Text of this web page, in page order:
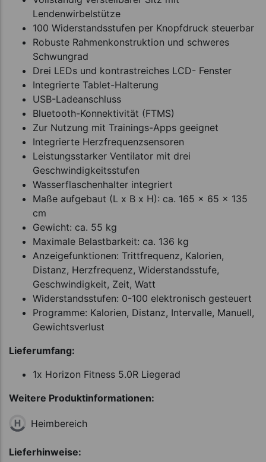
Lendenwirbelstütze
100 Widerstandsstufen per Knopfdruck steuerbar
Robuste Rahmenkonstruktion und schweres
Schwungrad
Drei LEDs und kontrastreiches LCD- Fenster
Integrierte Tablet-Halterung
USB-Ladeanschluss
Bluetooth-Konnektivität (FTMS)
Zur Nutzung mit Trainings-Apps geeignet
Integrierte Herzfrequenzsensoren
Leistungsstarker Ventilator mit drei
Geschwindigkeitsstufen
Wasserflaschenhalter integriert
Maße aufgebaut (L x B x H): ca. 165 x 65 x 135
cm
Gewicht: ca. 55 kg
Maximale Belastbarkeit: ca. 136 kg
Anzeigefunktionen: Trittfrequenz, Kalorien,
Distanz, Herzfrequenz, Widerstandsstufe,
Geschwindigkeit, Zeit, Watt
Widerstandsstufen: 0-100 elektronisch gesteuert
Programme: Kalorien, Distanz, Intervalle, Manuell,
Gewichtsverlust
Lieferumfang:
1x Horizon Fitness 5.0R Liegerad
Weitere Produktinformationen:
Heimbereich
Lieferhinweise: